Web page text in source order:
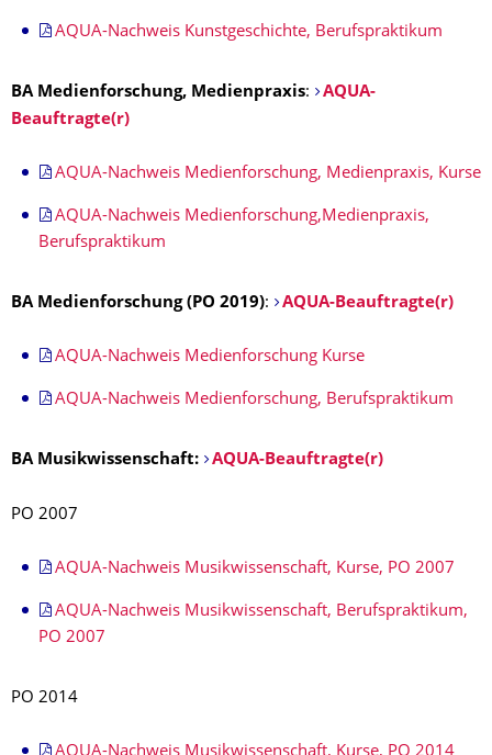
AQUA-Nachweis Kunstgeschichte, Berufspraktikum
BA Medienforschung, Medienpraxis:
AQUA-
Beauftragte(r)
AQUA-Nachweis Medienforschung, Medienpraxis, Kurse
AQUA-Nachweis Medienforschung,Medienpraxis,
Berufspraktikum
BA Medienforschung (PO 2019): AQUA-Beauftragte(r)
AQUA-Nachweis Medienforschung Kurse
AQUA-Nachweis Medienforschung, Berufspraktikum
BA Musikwissenschaft: AQUA-Beauftragte(r)
PO 2007
AQUA-Nachweis Musikwissenschaft, Kurse, PO 2007
AQUA-Nachweis Musikwissenschaft, Berufspraktikum,
PO 2007
PO 2014